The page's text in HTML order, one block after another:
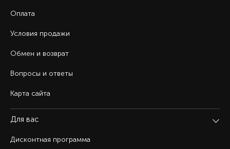
Оплата
Условия продажи
Обмен и возврат
Вопросы и ответы
Карта сайта
Для вас
Дисконтная программа